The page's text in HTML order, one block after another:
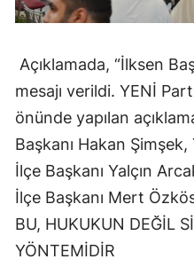
Açıklamada, “İlksen
mesajı verildi. YENİ
önünde yapılan
Başkanı Hakan
İlçe Başkanı Yalçın
İlçe Başkanı Mert
BU, HUKUKUN DEĞİL
YÖNTEMİDİR